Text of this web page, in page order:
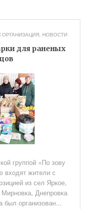
, НОВОСТИ
для раненых
группой «По зову
входят жители с
из сел Яркое,
Днепровка
был организован...